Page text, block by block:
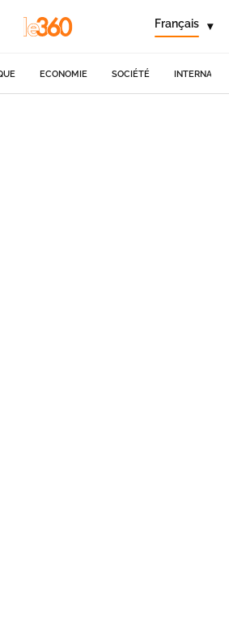
Français ▾
ECONOMIE SOCIÉTÉ